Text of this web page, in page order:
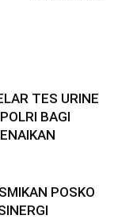
TES URINE
BAGI
POSKO